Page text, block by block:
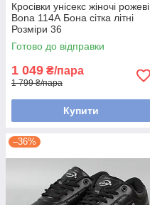
Кросівки унісекс жіночі рожеві
Bona 114А Бона сітка літні
Розміри 36
Готово до відправки
1 049 ₴/пара
1 799 ₴/пара
Купити
–36%